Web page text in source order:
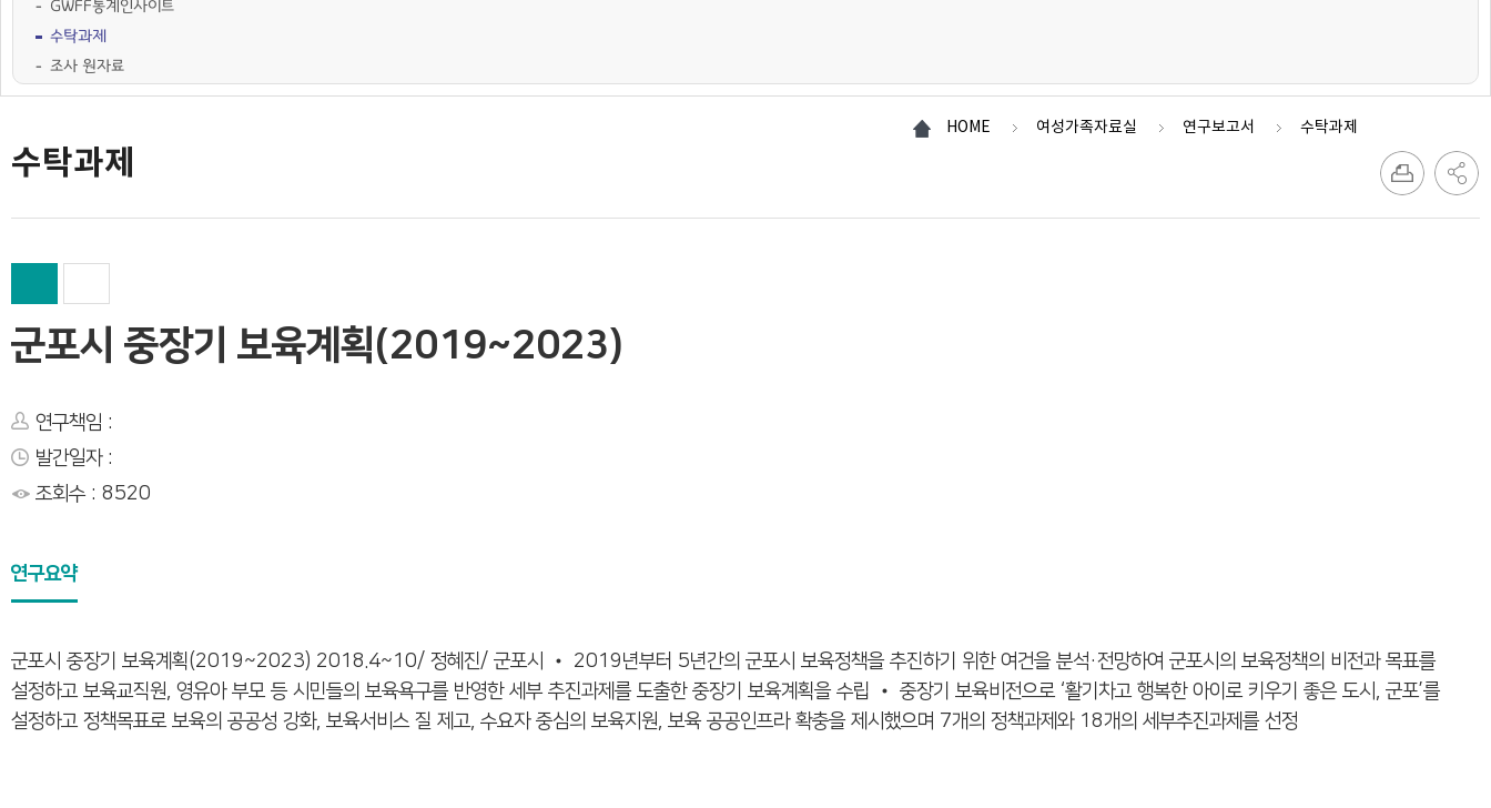
GWFF통계인사이트
수탁과제
조사 원자료
HOME 여성가족자료실 연구보고서 수탁과제
수탁과제
군포시 중장기 보육계획(2019~2023)
연구책임 :
발간일자 :
조회수 : 8520
연구요약
군포시 중장기 보육계획(2019~2023) 2018.4~10/ 정혜진/ 군포시 • 2019년부터 5년간의 군포시 보육정책을 추진하기 위한 여건을 분석・전망하여 군포시의 보육정책의 비전과 목표를
설정하고 보육교직원, 영유아 부모 등 시민들의 보육욕구를 반영한 세부 추진과제를 도출한 중장기 보육계획을 수립 • 중장기 보육비전으로 ‘활기차고 행복한 아이로 키우기 좋은 도시, 군포’를
설정하고 정책목표로 보육의 공공성 강화, 보육서비스 질 제고, 수요자 중심의 보육지원, 보육 공공인프라 확충을 제시했으며 7개의 정책과제와 18개의 세부추진과제를 선정